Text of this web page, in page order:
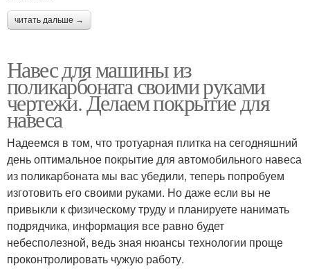
читать дальше →
Навес для машины из
поликарбоната своими руками
чертежи. Делаем покрытие для
навеса
Надеемся в том, что тротуарная плитка на сегодняшний
день оптимальное покрытие для автомобильного навеса
из поликарбоната мы вас убедили, теперь попробуем
изготовить его своими руками. Но даже если вы не
привыкли к физическому труду и планируете нанимать
подрядчика, информация все равно будет
небесполезной, ведь зная нюансы технологии проще
проконтролировать чужую работу.